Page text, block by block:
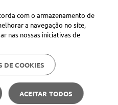
Micro-Peeling
com o armazenamento de
a navegação no site,
nas nossas iniciativas de
DE COOKIES
ACEITAR TODOS